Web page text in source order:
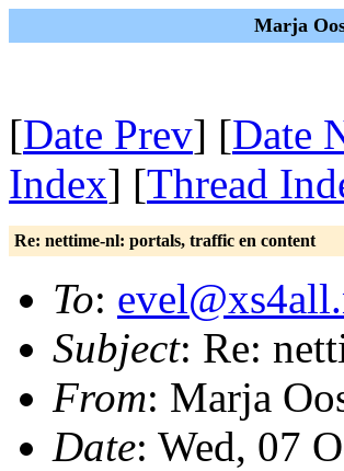
Marja
[Date Prev] [Date
Index] [Thread
Re: nettime-nl: portals, traffic en content
To:
Subject: Re:
From: Marja
Date: Wed, 07